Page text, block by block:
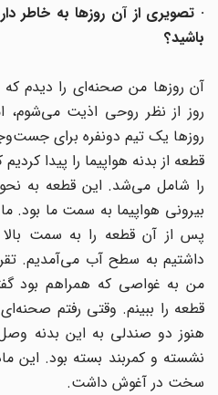
· تصویری از آن روزها به خاطر
باشید؟
آن روزها من صحنه‌ای را دیدم که
روز از نظر روحی اذیت می‌شوم،
روزها یک تیم دونفره برای
را شامل می‌شد. این قطعه به
بیرونی هواپیما به سمت ما بود.
پس از آن قطعه را به سمت بالا
من به غواصی که همراهم بود
قطعه را ببینم. وقتی رفتم
هنوز دو صندلی به این بدنه
نشسته و کمربند بسته بود. این
سخت در آغوش داشت.